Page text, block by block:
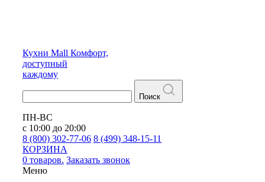
Кухни Mall Комфорт,
доступный
каждому
Поиск
ПН-ВС
с 10:00 до 20:00
8 (800) 302-77-06 8 (499) 348-15-11
КОРЗИНА
0 товаров. Заказать звонок
Меню